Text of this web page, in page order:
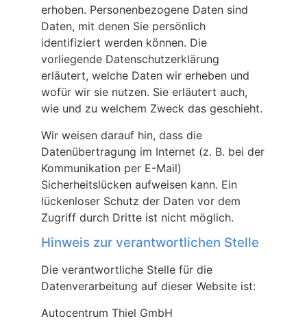
erhoben. Personenbezogene Daten sind
Daten, mit denen Sie persönlich
identifiziert werden können. Die
vorliegende Datenschutzerklärung
erläutert, welche Daten wir erheben und
wofür wir sie nutzen. Sie erläutert auch,
wie und zu welchem Zweck das geschieht.
Wir weisen darauf hin, dass die
Datenübertragung im Internet (z. B. bei der
Kommunikation per E-Mail)
Sicherheitslücken aufweisen kann. Ein
lückenloser Schutz der Daten vor dem
Zugriff durch Dritte ist nicht möglich.
Hinweis zur verantwortlichen Stelle
Die verantwortliche Stelle für die
Datenverarbeitung auf dieser Website ist:
Autocentrum Thiel GmbH